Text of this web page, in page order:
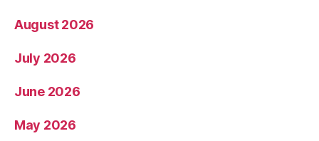
August 2026
July 2026
June 2026
May 2026